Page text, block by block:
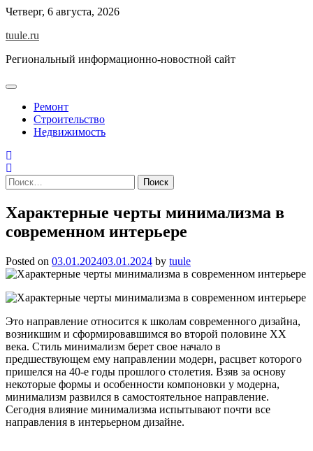
Skip
content
Четверг, 6 августа, 2026
tuule.ru
Региональный информационно-новостной сайт
Ремонт
Строительство
Недвижимость
Найти:
Характерные черты минимализма в
современном интерьере
Posted on 03.01.202403.01.2024 by tuule
Это направление относится к школам современного дизайна,
возникшим и сформировавшимся во второй половине XX
века. Стиль минимализм берет свое начало в
предшествующем ему направлении модерн, расцвет которого
пришелся на 40-е годы прошлого столетия. Взяв за основу
некоторые формы и особенности компоновки у модерна,
минимализм развился в самостоятельное направление.
Сегодня влияние минимализма испытывают почти все
направления в интерьерном дизайне.